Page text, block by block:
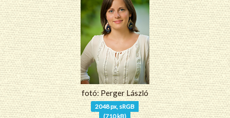
fotó: Perger László
2048 px, sRGB
(710 kB)